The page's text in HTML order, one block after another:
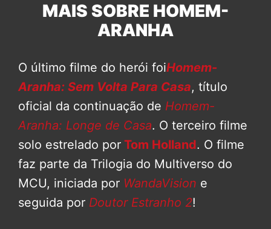
MAIS SOBRE HOMEM-
ARANHA
O último filme do herói foiHomem-
Aranha: Sem Volta Para Casa, título
oficial da continuação de Homem-
Aranha: Longe de Casa. O terceiro filme
solo estrelado por Tom Holland. O filme
faz parte da Trilogia do Multiverso do
MCU, iniciada por WandaVision e
seguida por Doutor Estranho 2!